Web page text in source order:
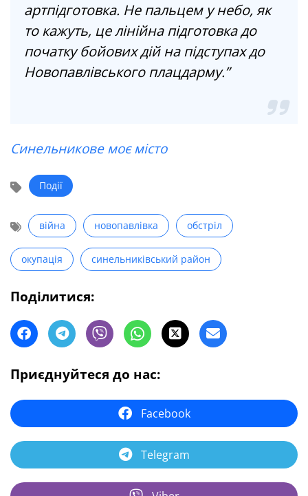
артпідготовка. Не пальцем у небо, як
то кажуть, це лінійна підготовка до
початку бойових дій на підступах до
Новопавлівського плацдарму.”
Синельникове моє місто
Події
війна новопавлівка обстріл
окупація синельниківський район
Поділитися:
Приєднуйтеся до нас:
Facebook
Telegram